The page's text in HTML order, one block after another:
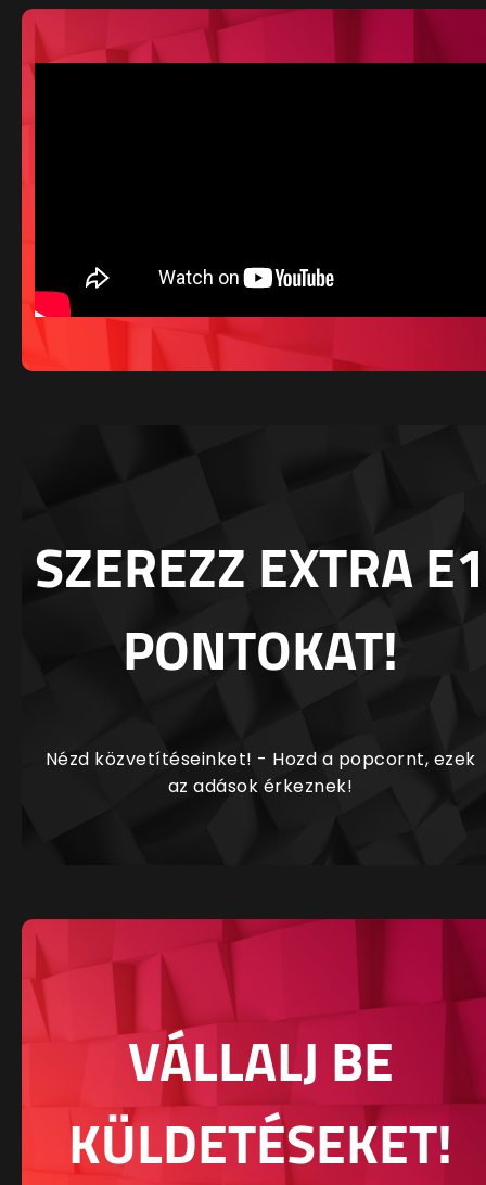
SZEREZZ EXTRA E1
PONTOKAT!
Nézd közvetítéseinket! - Hozd a popcornt, ezek
az adások érkeznek!
VÁLLALJ BE
KÜLDETÉSEKET!